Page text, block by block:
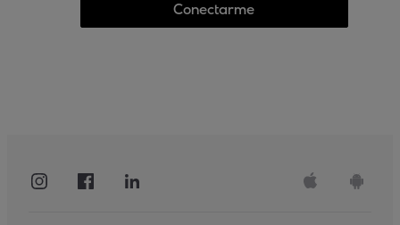
Conectarme